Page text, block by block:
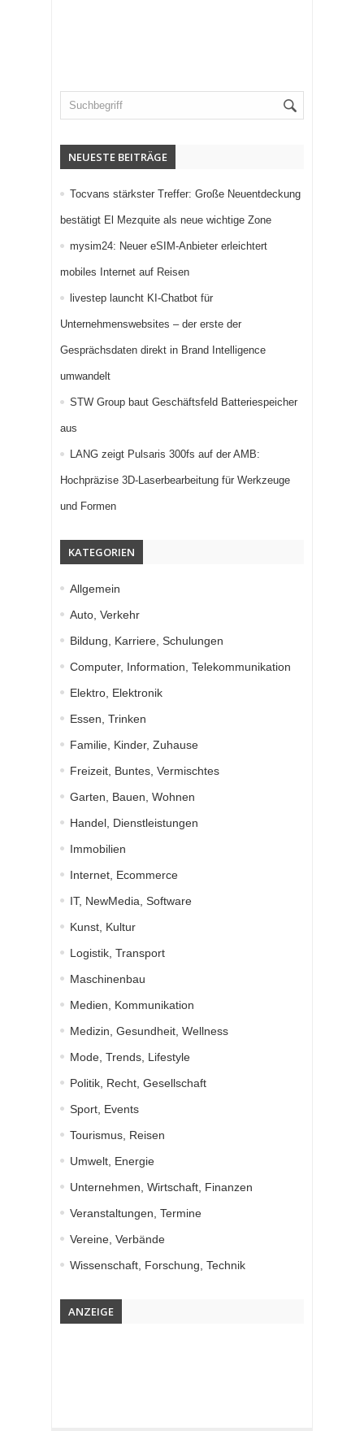
NEUESTE BEITRÄGE
Tocvans stärkster Treffer: Große Neuentdeckung
bestätigt El Mezquite als neue wichtige Zone
mysim24: Neuer eSIM-Anbieter erleichtert
mobiles Internet auf Reisen
livestep launcht KI-Chatbot für
Unternehmenswebsites – der erste der
Gesprächsdaten direkt in Brand Intelligence
umwandelt
STW Group baut Geschäftsfeld Batteriespeicher
aus
LANG zeigt Pulsaris 300fs auf der AMB:
Hochpräzise 3D-Laserbearbeitung für Werkzeuge
und Formen
KATEGORIEN
Allgemein
Auto, Verkehr
Bildung, Karriere, Schulungen
Computer, Information, Telekommunikation
Elektro, Elektronik
Essen, Trinken
Familie, Kinder, Zuhause
Freizeit, Buntes, Vermischtes
Garten, Bauen, Wohnen
Handel, Dienstleistungen
Immobilien
Internet, Ecommerce
IT, NewMedia, Software
Kunst, Kultur
Logistik, Transport
Maschinenbau
Medien, Kommunikation
Medizin, Gesundheit, Wellness
Mode, Trends, Lifestyle
Politik, Recht, Gesellschaft
Sport, Events
Tourismus, Reisen
Umwelt, Energie
Unternehmen, Wirtschaft, Finanzen
Veranstaltungen, Termine
Vereine, Verbände
Wissenschaft, Forschung, Technik
ANZEIGE